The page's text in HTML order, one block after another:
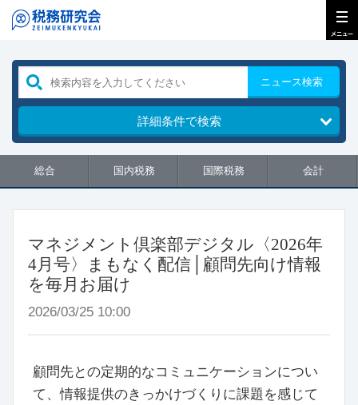
ニュース検索
詳細条件で検索
総合 国内税務 国際税務 会計
マネジメント倶楽部デジタル〈2026年
4月号〉まもなく配信│顧問先向け情報
を毎月お届け
2026/03/25 10:00
顧問先との定期的なコミュニケーションについ
て、情報提供のきっかけづくりに課題を感じて